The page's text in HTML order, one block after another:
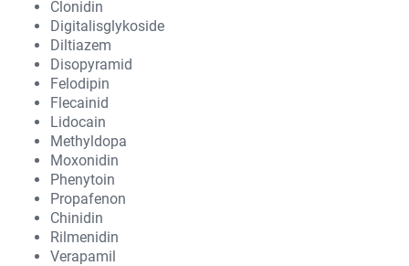
Clonidin
Digitalisglykoside
Diltiazem
Disopyramid
Felodipin
Flecainid
Lidocain
Methyldopa
Moxonidin
Phenytoin
Propafenon
Chinidin
Rilmenidin
Verapamil